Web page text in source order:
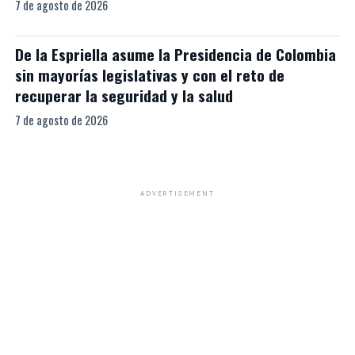
7 de agosto de 2026
De la Espriella asume la Presidencia de Colombia
sin mayorías legislativas y con el reto de
recuperar la seguridad y la salud
7 de agosto de 2026
ADVERTISEMENT